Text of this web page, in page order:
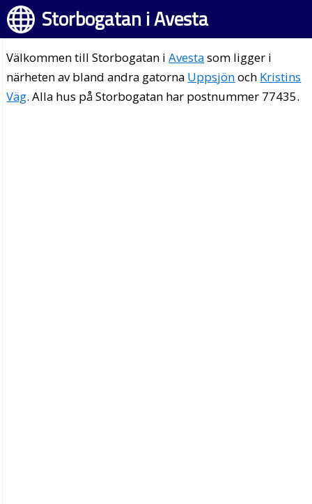
Storbogatan i Avesta
Välkommen till Storbogatan iAvestasom ligger i
närheten av bland andra gatorna Uppsjönoch Kristins
Väg. Alla hus på Storbogatan har postnummer 77435.